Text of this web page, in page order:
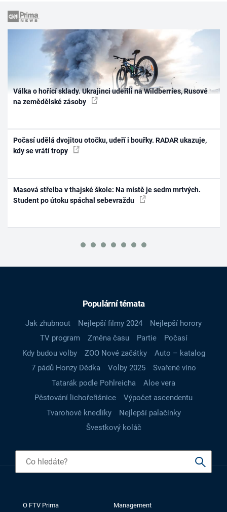
Válka o hořící sklady. Ukrajinci udeřili na Wildberries, Rusové
na zemědělské zásoby
Počasí udělá dvojitou otočku, udeří i bouřky. RADAR ukazuje,
kdy se vrátí tropy
Masová střelba v thajské škole: Na místě je sedm mrtvých.
Student po útoku spáchal sebevraždu
Populární témata
Jak zhubnout Nejlepší filmy 2024
Nejlepší horory
TV program
Změna času Partie
Počasí
Kdy budou volby
ZOO Nové začátky
Auto – katalog
7 pádů Honzy Dědka
Volby 2025
Svařené víno
Tatarák podle Pohlreicha
Aloe vera
Pěstování lichořeřišnice
Výpočet ascendentu
Tvarohové knedlíky
Nejlepší palačinky
Švestkový koláč
O FTV Prima
Management